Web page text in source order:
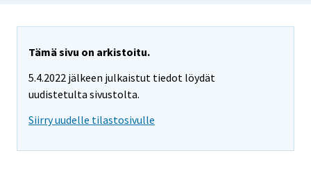
Tämä sivu on arkistoitu.
5.4.2022 jälkeen julkaistut tiedot löydät
uudistetulta sivustolta.
Siirry uudelle tilastosivulle